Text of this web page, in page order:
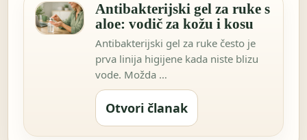
Antibakterijski gel za ruke s
aloe: vodič za kožu i kosu
Antibakterijski gel za ruke često je
prva linija higijene kada niste blizu
vode. Možda …
Otvori članak